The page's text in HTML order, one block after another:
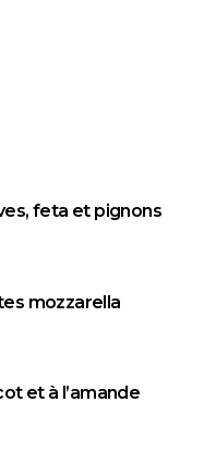
feta et pignons
mozzarella
et à l’amande